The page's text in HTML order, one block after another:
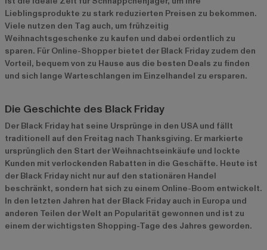
Lieblingsprodukte zu stark reduzierten Preisen zu bekommen.
Viele nutzen den Tag auch, um frühzeitig
Weihnachtsgeschenke zu kaufen und dabei ordentlich zu
sparen. Für Online-Shopper bietet der Black Friday zudem den
Vorteil, bequem von zu Hause aus die besten Deals zu finden
und sich lange Warteschlangen im Einzelhandel zu ersparen.
Die Geschichte des Black Friday
Der Black Friday hat seine Ursprünge in den USA und fällt
traditionell auf den Freitag nach Thanksgiving. Er markierte
ursprünglich den Start der Weihnachtseinkäufe und lockte
Kunden mit verlockenden Rabatten in die Geschäfte. Heute ist
der Black Friday nicht nur auf den stationären Handel
beschränkt, sondern hat sich zu einem Online-Boom entwickelt.
In den letzten Jahren hat der Black Friday auch in Europa und
anderen Teilen der Welt an Popularität gewonnen und ist zu
einem der wichtigsten Shopping-Tage des Jahres geworden.